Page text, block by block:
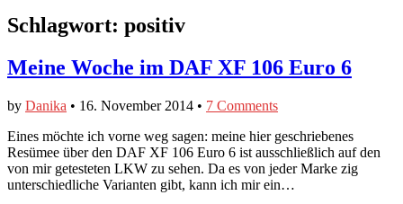
Schlagwort: positiv
Meine Woche im DAF XF 106 Euro 6
by Danika • 16. November 2014 • 7 Comments
Eines möchte ich vorne weg sagen: meine hier geschriebenes
Resümee über den DAF XF 106 Euro 6 ist ausschließlich auf den
von mir getesteten LKW zu sehen. Da es von jeder Marke zig
unterschiedliche Varianten gibt, kann ich mir ein…